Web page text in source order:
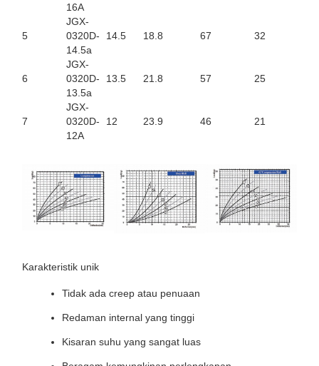
16A
5
JGX-
0320D-
14.5a
14.5 18.8 67 32
6
JGX-
0320D-
13.5a
13.5 21.8 57 25
7
JGX-
0320D-
12A
12 23.9 46 21
Karakteristik unik
Tidak ada creep atau penuaan
Redaman internal yang tinggi
Kisaran suhu yang sangat luas